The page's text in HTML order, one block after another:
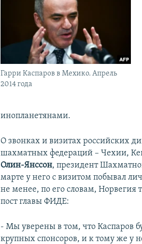
Гарри Каспаров в Мехико. Апрель
2014 года
инопланетянами.
О звонках и визитах российских
шахматных федераций – Чехии,
Олин-Янссон, президент
марте у него с визитом побывал
не менее, по его словам, Норвегия
пост главы ФИДЕ:
- Мы уверены в том, что Каспаров
крупных спонсоров, и к тому же у